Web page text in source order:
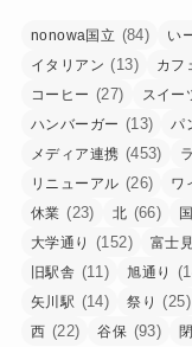
nonowa国立 (84) い
イタリアン (13) カフ
コーヒー (27) スイー
ハンバーガー (13) パ
メディア連携 (453)
リニューアル (26) ワ
休業 (23) 北 (66)
大学通り (152) 富士
旧駅舎 (11) 旭通り
矢川駅 (14) 祭り (25)
西 (22) 谷保 (93)